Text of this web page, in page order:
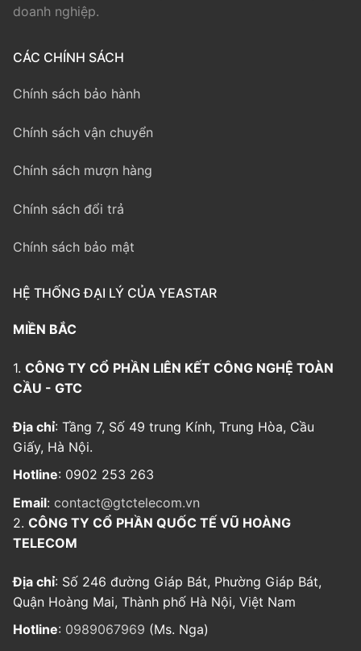
doanh nghiệp.
CÁC CHÍNH SÁCH
Chính sách bảo hành
Chính sách vận chuyển
Chính sách mượn hàng
Chính sách đổi trả
Chính sách bảo mật
HỆ THỐNG ĐẠI LÝ CỦA YEASTAR
MIỀN BẮC
1. CÔNG TY CỔ PHẦN LIÊN KẾT CÔNG NGHỆ TOÀN
CẦU - GTC
Địa chỉ: Tầng 7, Số 49 trung Kính, Trung Hòa, Cầu
Giấy, Hà Nội.
Hotline: 0902 253 263
Email: contact@gtctelecom.vn
2. CÔNG TY CỔ PHẦN QUỐC TẾ VŨ HOÀNG
TELECOM
Địa chỉ: Số 246 đường Giáp Bát, Phường Giáp Bát,
Quận Hoàng Mai, Thành phố Hà Nội, Việt Nam
Hotline: 0989067969 (Ms. Nga)